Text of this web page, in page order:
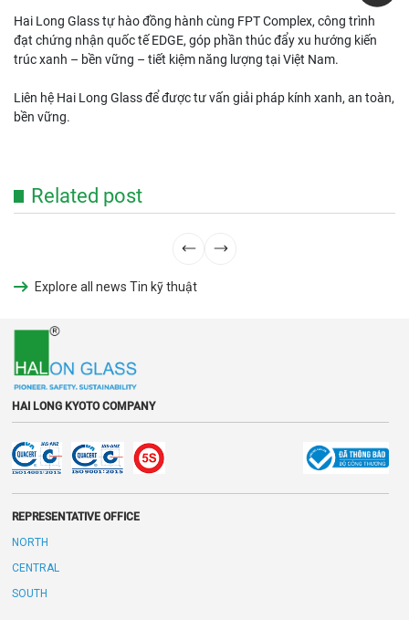
Hai Long Glass tự hào đồng hành cùng FPT Complex, công trình
đạt chứng nhận quốc tế EDGE, góp phần thúc đẩy xu hướng kiến
trúc xanh – bền vững – tiết kiệm năng lượng tại Việt Nam.
Liên hệ Hai Long Glass để được tư vấn giải pháp kính xanh, an toàn,
bền vững.
Related post
Explore all news Tin kỹ thuật
HAI LONG KYOTO COMPANY
REPRESENTATIVE OFFICE
NORTH
CENTRAL
SOUTH